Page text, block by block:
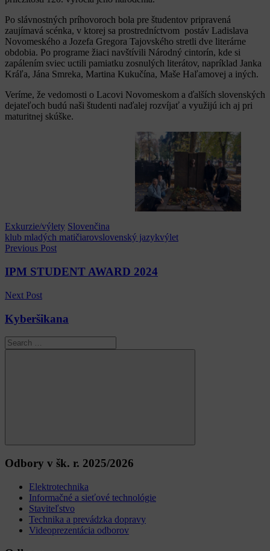
Po slávnostných príhovoroch bola pre študentov pripravená
zaujímavá scénka, v ktorej sa prostredníctvom postáv Ladislava
Novomeského a Jozefa Gregora Tajovského stretli dve literárne
obdobia. Po programe žiaci navštívili Národný cintorín, kde si
zapálením sviec uctili pamiatku zosnulých literátov, napríklad Janka
Kráľa, Jána Smreka, Martina Kukučína, Maše Haľamovej a iných.
Veríme, že vedomosti o Lacovi Novomeskom a ďalších slovenských
dejateľoch budú naši študenti naďalej rozvíjať a využijú ich aj pri
maturitnej skúške.
Exkurzie/výlety Slovenčina
klub mladých matičiarovslovenský jazykvýlet
Navigácia
v
Previous Post
IPM STUDENT AWARD 2024
Next Post
Kyberšikana
Search
for:
Search
Odbory v šk. r. 2025/2026
Elektrotechnika
Informačné a sieťové technológie
Staviteľstvo
Technika a prevádzka dopravy
Videoprezentácia odborov